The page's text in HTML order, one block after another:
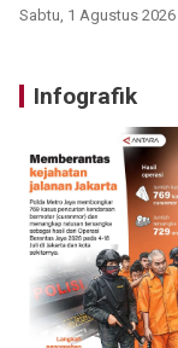
Sabtu, 1 Agustus 2026
Infografik